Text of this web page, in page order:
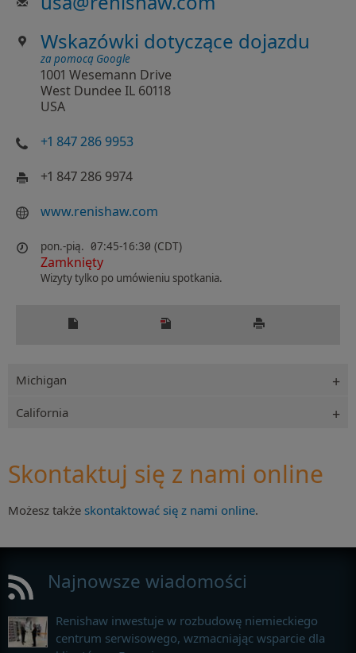
Wskazówki dotyczące dojazdu
za pomocą Google
1001 Wesemann Drive
West Dundee IL 60118
USA
+1 847 286 9953
+1 847 286 9974
www.renishaw.com
pon.-pią. 07:45-16:30 (CDT)
Zamknięty
Wizyty tylko po umówieniu spotkania.
Michigan
California
Skontaktuj się z nami online
Możesz także skontaktować się z nami online.
Najnowsze wiadomości
Renishaw inwestuje w rozbudowę niemieckiego
centrum serwisowego, wzmacniając wsparcie dla